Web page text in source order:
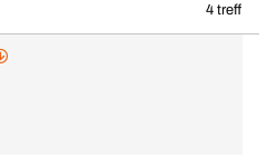
4 treff